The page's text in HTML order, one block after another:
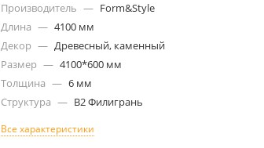
Производитель — Form&Style
Длина — 4100 мм
Декор — Древесный, каменный
Размер — 4100*600 мм
Толщина — 6 мм
Структура — B2 Филигрань
Все характеристики